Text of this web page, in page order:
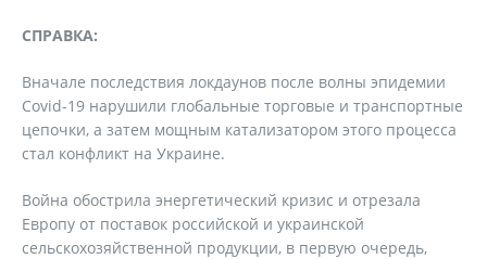
СПРАВКА:
Вначале последствия локдаунов после волны эпидемии
Covid-19 нарушили глобальные торговые и транспортные
цепочки, а затем мощным катализатором этого процесса
стал конфликт на Украине.
Война обострила энергетический кризис и отрезала
Европу от поставок российской и украинской
сельскохозяйственной продукции, в первую очередь,